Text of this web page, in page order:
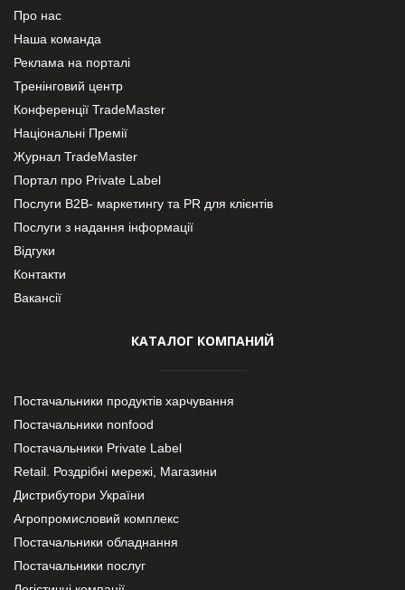
Про нас
Наша команда
Реклама на порталі
Тренінговий центр
Конференції TradeMaster
Національні Премії
Журнал TradeMaster
Портал про Private Label
Послуги В2В- маркетингу та PR для клієнтів
Послуги з надання інформації
Відгуки
Контакти
Вакансії
КАТАЛОГ КОМПАНИЙ
Постачальники продуктів харчування
Постачальники nonfood
Постачальники Private Label
Retail. Роздрібні мережі, Магазини
Дистрибутори України
Агропромисловий комплекс
Постачальники обладнання
Постачальники послуг